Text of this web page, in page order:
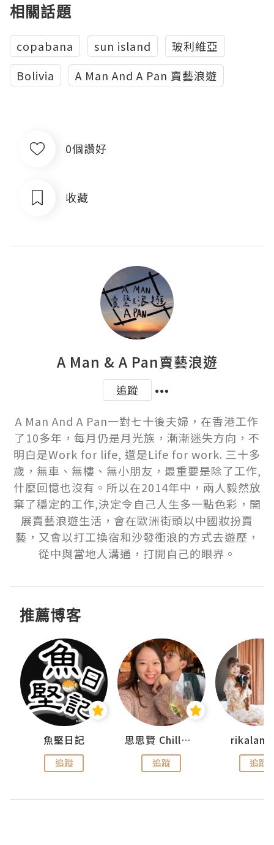
相關話題
copabana sun island
玻利維亞
Bolivia
A Man And A Pan 賣藝浪遊
0個讚好
收藏
A Man & A Pan賣藝浪遊
追蹤
A Man And A Pan一對七十後夫婦，在香港工作
了10多年，每月仍是月光族，漸漸迷失方向，不
明白是Work for life, 還是Life for work. 三十多
歲，無車、無樓、無小朋友，最重要是除了工作,
什麼回憶也沒有。所以在2014年中，兩人毅然放
棄了穩定的工作,決定令自己人生多一點色彩，開
展賣藝浪遊生活，會在歐洲街頭以中國妝扮賣
藝，又會以打工換宿和沙發衝浪的方式去遊歷，
從中與當地人溝通，打開自己的眼界。
推薦博客
魚堅日記
追蹤
思思賢 ChillMyBabe
追蹤 追蹤